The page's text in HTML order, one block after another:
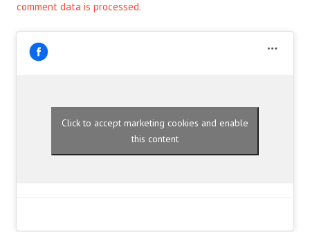
comment data is processed.
Click to accept marketing cookies and enable
this content